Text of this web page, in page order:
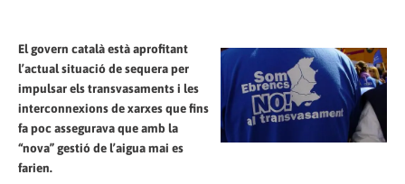
El govern català està aprofitant
l’actual situació de sequera per
impulsar els transvasaments i les
interconnexions de xarxes que fins
fa poc assegurava que amb la
“nova” gestió de l’aigua mai es
farien.